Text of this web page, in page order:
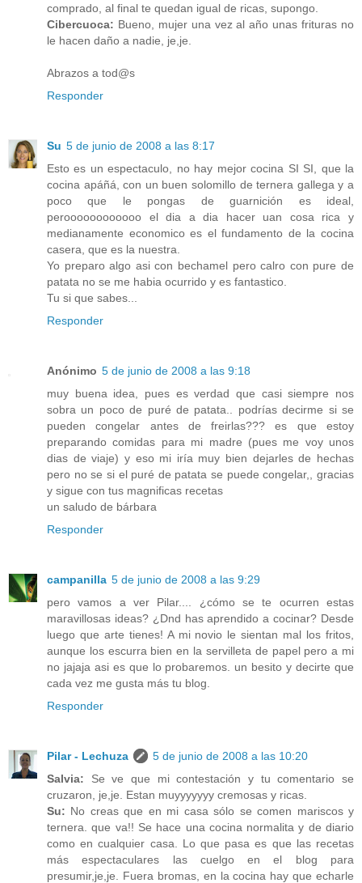
comprado, al final te quedan igual de ricas, supongo.
Cibercuoca: Bueno, mujer una vez al año unas frituras no
le hacen daño a nadie, je,je.
Abrazos a tod@s
Responder
Su 5 de junio de 2008 a las 8:17
Esto es un espectaculo, no hay mejor cocina SI SI, que la
cocina apáñá, con un buen solomillo de ternera gallega y a
poco que le pongas de guarnición es ideal,
peroooooooooooo el dia a dia hacer uan cosa rica y
medianamente economico es el fundamento de la cocina
casera, que es la nuestra.
Yo preparo algo asi con bechamel pero calro con pure de
patata no se me habia ocurrido y es fantastico.
Tu si que sabes...
Responder
Anónimo 5 de junio de 2008 a las 9:18
muy buena idea, pues es verdad que casi siempre nos
sobra un poco de puré de patata.. podrías decirme si se
pueden congelar antes de freirlas??? es que estoy
preparando comidas para mi madre (pues me voy unos
dias de viaje) y eso mi iría muy bien dejarles de hechas
pero no se si el puré de patata se puede congelar,, gracias
y sigue con tus magnificas recetas
un saludo de bárbara
Responder
campanilla 5 de junio de 2008 a las 9:29
pero vamos a ver Pilar.... ¿cómo se te ocurren estas
maravillosas ideas? ¿Dnd has aprendido a cocinar? Desde
luego que arte tienes! A mi novio le sientan mal los fritos,
aunque los escurra bien en la servilleta de papel pero a mi
no jajaja asi es que lo probaremos. un besito y decirte que
cada vez me gusta más tu blog.
Responder
Pilar - Lechuza
5 de junio de 2008 a las 10:20
Salvia: Se ve que mi contestación y tu comentario se
cruzaron, je,je. Estan muyyyyyyy cremosas y ricas.
Su: No creas que en mi casa sólo se comen mariscos y
ternera. que va!! Se hace una cocina normalita y de diario
como en cualquier casa. Lo que pasa es que las recetas
más espectaculares las cuelgo en el blog para
presumir,je,je. Fuera bromas, en la cocina hay que echarle